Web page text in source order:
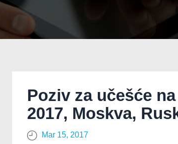
Poziv za učešće
2017, Moskva,
Mar 15, 2017